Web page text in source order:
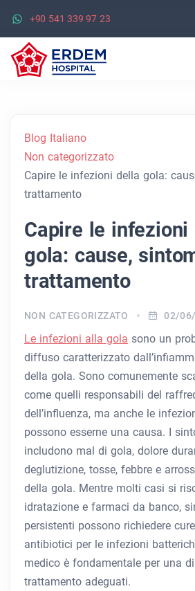
+90 541 339 97 23
Blog Italiano
Non categorizzato
Capire le infezioni della gola:
trattamento
Capire le infezioni
gola: cause,
trattamento
NON CATEGORIZZATO 02/
Le infezioni alla gola sono un
diffuso caratterizzato
della gola. Sono comunemente
come quelli responsabili del
dell’influenza, ma anche le
possono esserne una causa. I
includono mal di gola, dolore
deglutizione, tosse, febbre e
della gola. Mentre molti casi si
idratazione e farmaci da banco,
persistenti possono richiedere
antibiotici per le infezioni
medico è fondamentale per una
trattamento adeguati.